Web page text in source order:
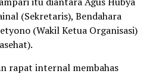
(Sekretaris), Bendahara
(Wakil Ketua Organisasi)
rapat internal membahas